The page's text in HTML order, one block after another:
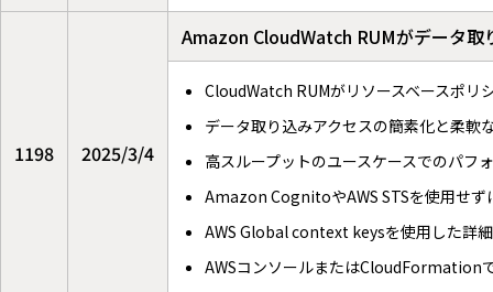
1198 2025/3/4
Amazon CloudWatch RUMがデータ取
CloudWatch RUMがリソースベースポリ
データ取り込みアクセスの簡素化と柔軟
高スループットのユースケースでのパフ
Amazon CognitoやAWS STSを使用せず
AWS Global context keysを使用した詳
AWSコンソールまたはCloudFormation